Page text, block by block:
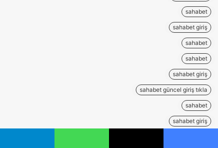
sahabet
sahabet giriş
sahabet
sahabet
sahabet giriş
sahabet güncel giriş tıkla
sahabet
sahabet giriş